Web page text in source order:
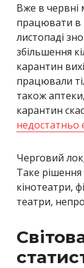
Вже в червні
працювати в
листопаді
збільшення
карантин
працювали
також
карантин
Черговий
Таке рішення
кінотеатри,
театри,